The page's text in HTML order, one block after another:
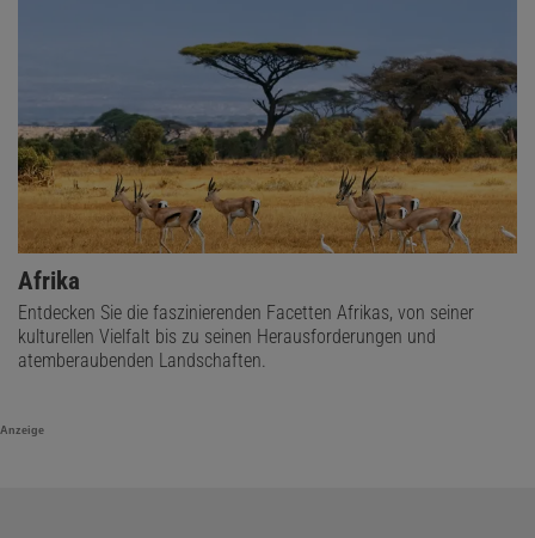
Afrika
Entdecken Sie die faszinierenden Facetten Afrikas, von seiner
kulturellen Vielfalt bis zu seinen Herausforderungen und
atemberaubenden Landschaften.
Anzeige